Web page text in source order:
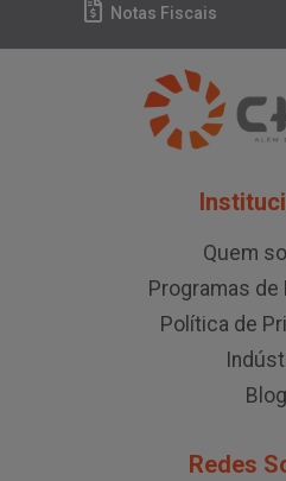
Notas Fiscais
Quem
Programas de
Política de
Blog
Redes